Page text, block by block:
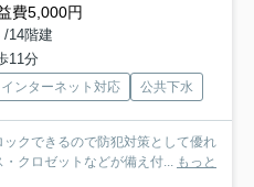
費5,000円
/14階建
11分
インターネット対応 公共下水
クできるので防犯対策として優れ
クロゼットなどが備え付... もっと